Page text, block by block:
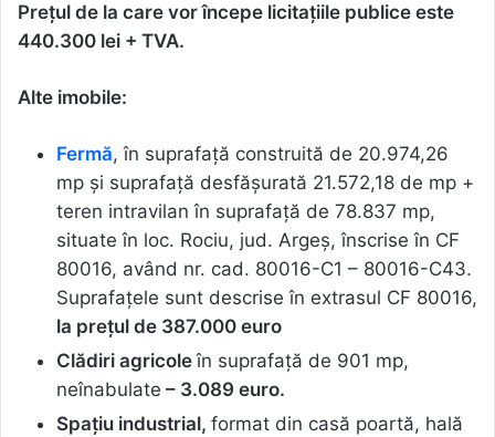
Prețul de la care vor începe licitațiile publice este
440.300 lei + TVA.
Alte imobile:
Fermă, în suprafață construită de 20.974,26
mp și suprafață desfășurată 21.572,18 de mp +
teren intravilan în suprafață de 78.837 mp,
situate în loc. Rociu, jud. Argeș, înscrise în CF
80016, având nr. cad. 80016-C1 – 80016-C43.
Suprafațele sunt descrise în extrasul CF 80016,
la prețul de 387.000 euro
Clădiri agricoleîn suprafață de 901 mp,
neînabulate – 3.089 euro.
Spațiu industrial, format din casă poartă, hală